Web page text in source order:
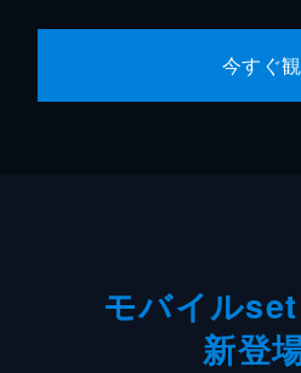
今すぐ
モバイル
新登